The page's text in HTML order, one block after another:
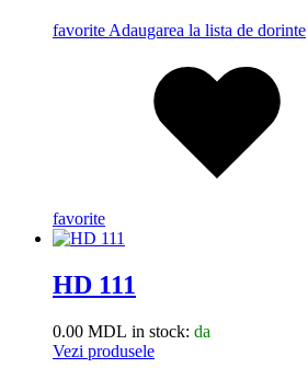
favorite Adaugarea la lista de dorinte
favorite
HD 111
0.00 MDL in stock: da
Vezi produsele